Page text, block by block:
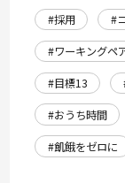
#採用
#
#ワーキングペ
#目標13
#おうち時間
#飢餓をゼロに